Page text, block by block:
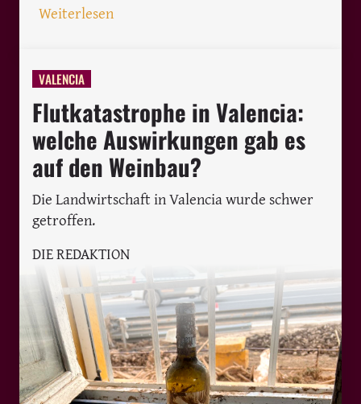
Weiterlesen: Figatells – Die authentische
VALENCIA
Flutkatastrophe in Valencia:
welche Auswirkungen gab es
auf den Weinbau?
Die Landwirtschaft in Valencia wurde schwer
getroffen.
DIE REDAKTION